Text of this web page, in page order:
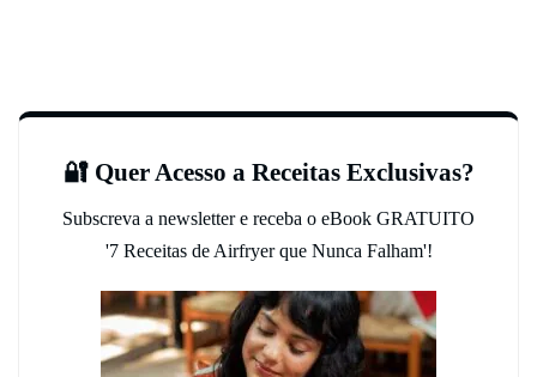
🔐 Quer Acesso a Receitas Exclusivas?
Subscreva a newsletter e receba o eBook GRATUITO
'7 Receitas de Airfryer que Nunca Falham'!